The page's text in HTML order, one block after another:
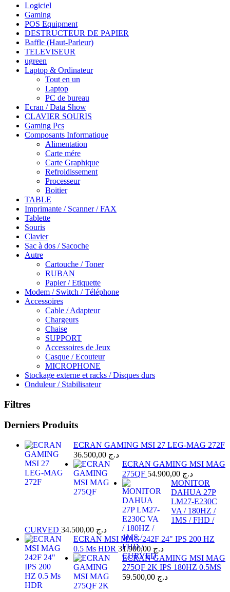
Logiciel
Gaming
POS Equipment
DESTRUCTEUR DE PAPIER
Baffle (Haut-Parleur)
TELEVISEUR
ugreen
Laptop & Ordinateur
Tout en un
Laptop
PC de bureau
Ecran / Data Show
CLAVIER SOURIS
Gaming Pcs
Composants Informatique
Alimentation
Carte mére
Carte Graphique
Refroidissement
Processeur
Boitier
TABLE
Imprimante / Scanner / FAX
Tablette
Souris
Clavier
Sac à dos / Sacoche
Autre
Cartouche / Toner
RUBAN
Papier / Etiquette
Modem / Switch / Téléphone
Accessoires
Cable / Adapteur
Chargeurs
Chaise
SUPPORT
Accessoires de Jeux
Casque / Ecouteur
MICROPHONE
Stockage externe et racks / Disques durs
Onduleur / Stabilisateur
Filtres
Derniers Produits
ECRAN GAMING MSI 27 LEG-MAG 272F
د.ج
ECRAN GAMING MSI MAG
275QF
د.ج
MONITOR
DAHUA 27P
LM27-E230C
VA / 180HZ /
1MS / FHD /
CURVED
د.ج
ECRAN MSI MAG 242F 24" IPS 200 HZ
0.5 Ms HDR
د.ج
ECRAN GAMING MSI MAG
275QF 2K IPS 180HZ 0.5MS
د.ج